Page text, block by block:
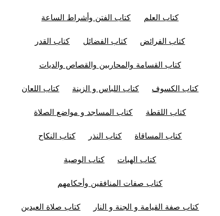
كتاب العلم كتاب الفتن وأشراط الساعة
كتاب الفرائض كتاب الفضائل كتاب القدر
كتاب القسامة والمحاربين والقصاص والديات
كتاب الكسوف كتاب اللباس و الزينة كتاب اللعان
كتاب اللقطة كتاب المساجد و مواضع الصلاة
كتاب المساقاة كتاب النذر كتاب النكاح
كتاب الهبات كتاب الوصية
كتاب صفات المنافقين وأحكامهم
كتاب صفة القيامة و الجنة و النار كتاب صلاة العيدين